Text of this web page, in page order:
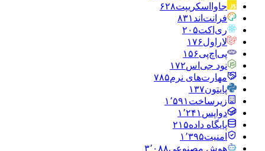
جاوااسکریپت۶۲۸
فرانت‌اند ۸۳۱
ری‌اکت۲۰۵
لاراول۱۷۶
پی‌اچ‌پی۱۵۶
نود جی‌اس۱۷۲
مهارت‌های نرم۷۸۵
پایتون۱۳۷
زیرساخت ۱٬۵۹۱
دواپس ۱٬۲۴۱
پایگاه داده۲۱۵
امنیت۱٬۳۹۵
هوش مصنوعی۳٬۰۸۸